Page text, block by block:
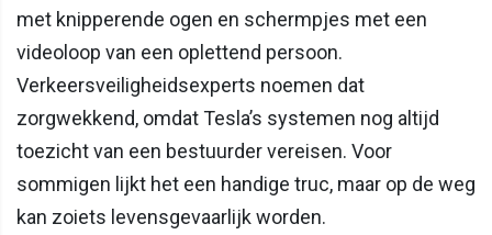
met knipperende ogen en schermpjes met een
videoloop van een oplettend persoon.
Verkeersveiligheidsexperts noemen dat
zorgwekkend, omdat Tesla’s systemen nog altijd
toezicht van een bestuurder vereisen. Voor
sommigen lijkt het een handige truc, maar op de weg
kan zoiets levensgevaarlijk worden.